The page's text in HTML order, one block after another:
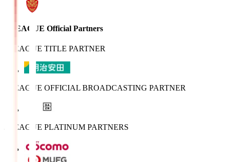
J.LEAGUE Official Partners
J.LEAGUE TITLE PARTNER
J.LEAGUE OFFICIAL BROADCASTING PARTNER
J.LEAGUE PLATINUM PARTNERS